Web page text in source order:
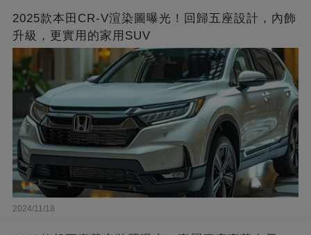
2025款本田CR-V渲染圖曝光！回歸五座設計，內飾
升級，更實用的家用SUV
2024/11/18